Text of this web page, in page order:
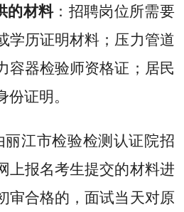
的材料：招聘岗位所需要
学历证明材料；压力管道
容器检验师资格证；居民
证明。
丽江市检验检测认证院招
上报名考生提交的材料进
审合格的，面试当天对原